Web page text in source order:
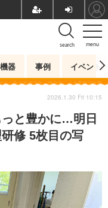
menu
search
器 事例 イベント
と豊かに…明日
修 5枚目の写
2026.1.30 Fri 10:15